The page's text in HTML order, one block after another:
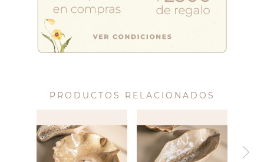
PRODUCTOS RELACIONADOS